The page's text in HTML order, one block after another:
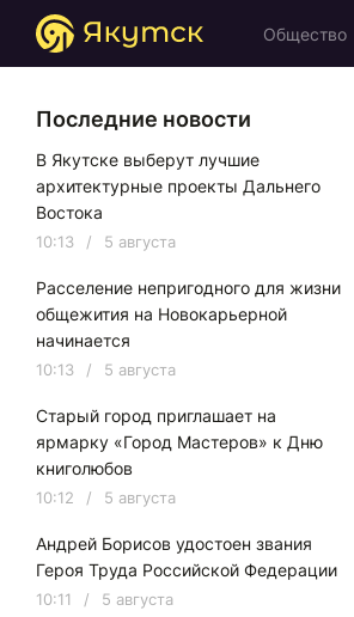
Общество
Последние новости
В Якутске выберут лучшие
архитектурные проекты Дальнего
Востока
10:13 / 5 августа
Расселение непригодного для жизни
общежития на Новокарьерной
начинается
10:13 / 5 августа
Старый город приглашает на
ярмарку «Город Мастеров» к Дню
книголюбов
10:12 / 5 августа
Андрей Борисов удостоен звания
Героя Труда Российской Федерации
10:11 / 5 августа